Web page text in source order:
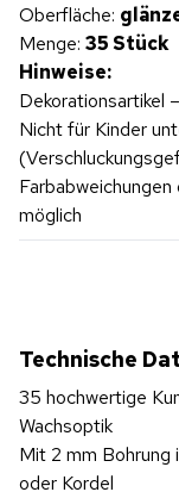
Oberfläche:
Menge: 35 Stück
Hinweise:
Dekorationsartikel
Nicht für Kinder
möglich
Technische
35 hochwertige
Wachsoptik
Mit 2 mm Bohrung
oder Kordel